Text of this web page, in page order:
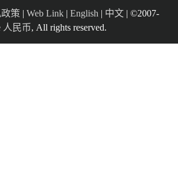
策 | Web Link | English | 中文 | ©2007-
人民币, All rights reserved.